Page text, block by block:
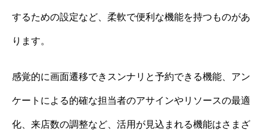
するための設定など、柔軟で便利な機能を持つものがあ
ります。
感覚的に画面遷移できスンナリと予約できる機能、アン
ケートによる的確な担当者のアサインやリソースの最適
化、来店数の調整など、活用が見込まれる機能はさまざ